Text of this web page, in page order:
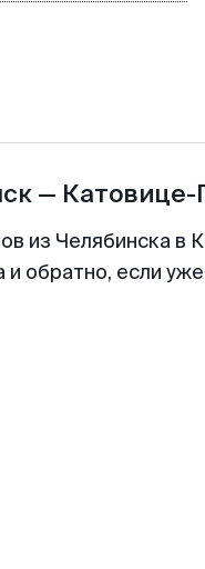
—
из Челябинска в
обратно, если